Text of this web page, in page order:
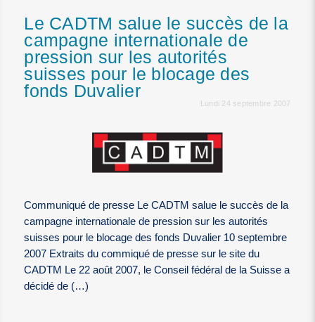
Le CADTM salue le succès de la
campagne internationale de
pression sur les autorités
suisses pour le blocage des
fonds Duvalier
Lundi 24 septembre 2007
Communiqué de presse Le CADTM salue le succès de la
campagne internationale de pression sur les autorités
suisses pour le blocage des fonds Duvalier 10 septembre
2007 Extraits du commiqué de presse sur le site du
CADTM Le 22 août 2007, le Conseil fédéral de la Suisse a
décidé de (…)